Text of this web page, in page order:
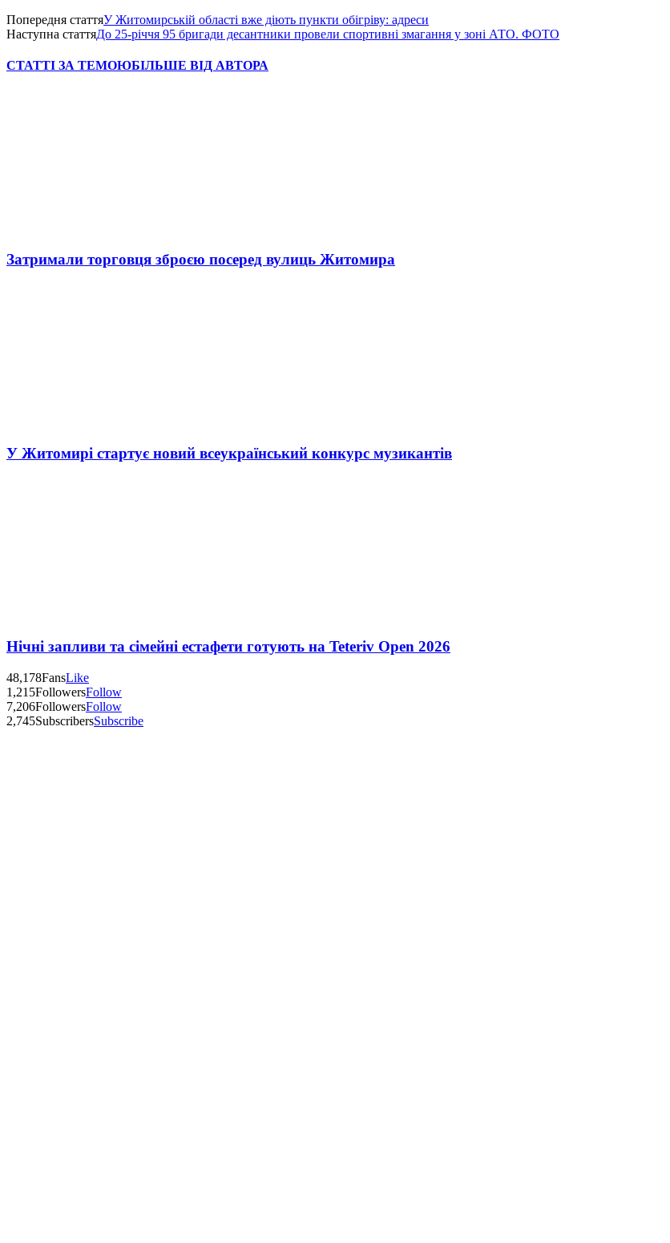
Попередня статтяУ Житомирській області вже діють пункти обігріву: адреси
Наступна статтяДо 25-річчя 95 бригади десантники провели спортивні змагання у зоні АТО. ФОТО
СТАТТІ ЗА ТЕМОЮБІЛЬШЕ ВІД АВТОРА
Затримали торговця зброєю посеред вулиць Житомира
У Житомирі стартує новий всеукраїнський конкурс музикантів
Нічні запливи та сімейні естафети готують на Teteriv Open 2026
48,178FansLike
1,215FollowersFollow
7,206FollowersFollow
2,745SubscribersSubscribe